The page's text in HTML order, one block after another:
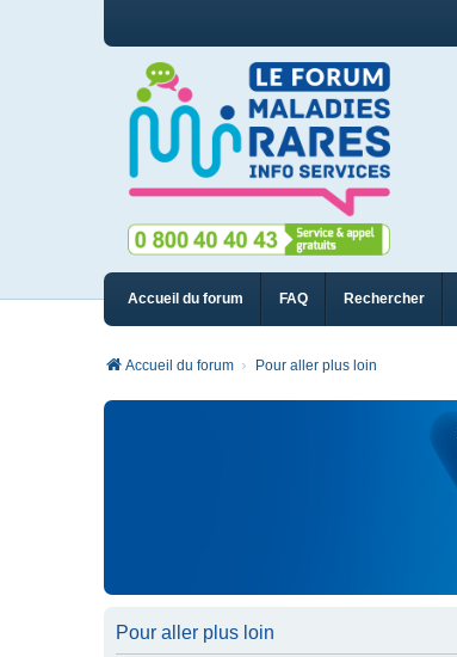
Accueil du forum FAQ Rechercher
Accueil du forum Pour aller plus loin
Pour aller plus loin